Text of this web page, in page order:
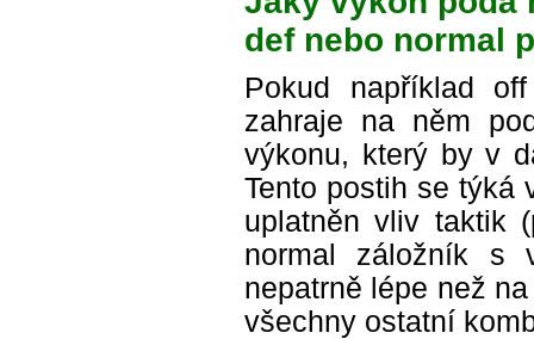
def nebo normal
Pokud například
zahraje na něm
výkonu, který by v
Tento postih se týká
uplatněn vliv taktik
normal záložník s
nepatrně lépe než
všechny ostatní